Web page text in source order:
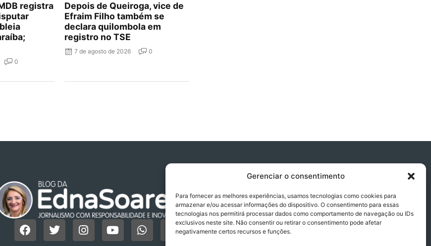
Gerenciar o consentimento
Para fornecer as melhores experiências, usamos tecnologias como cookies para
armazenar e/ou acessar informações do dispositivo. O consentimento para essas
tecnologias nos permitirá processar dados como comportamento de navegação ou IDs
exclusivos neste site. Não consentir ou retirar o consentimento pode afetar
negativamente certos recursos e funções.
registra
0
Depois de Queiroga, vice de
Efraim Filho também se
declara quilombola em
registro no TSE
7 de agosto de 2026 0